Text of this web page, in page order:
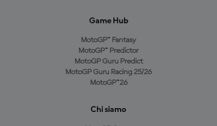
Game Hub
MotoGP™ Fantasy
MotoGP™ Predictor
MotoGP Guru Predict
MotoGP Guru Racing 25/26
MotoGP™26
Chi siamo